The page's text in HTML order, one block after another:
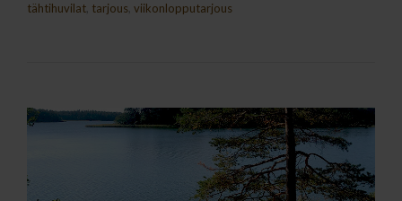
tähtihuvilat, tarjous, viikonlopputarjous